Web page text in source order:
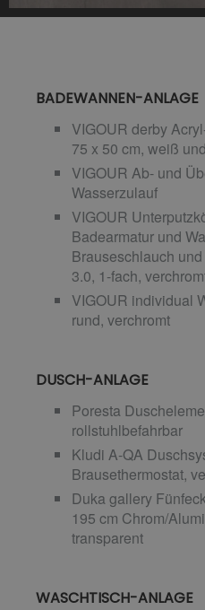
BADEWANNEN-ANLAGE
VIGOUR derby
75 x 50 cm, weiß
VIGOUR Ab- und
Wasserzulauf
VIGOUR
Badearmatur und
Brauseschlauch
3.0, 1-fach,
VIGOUR individual
rund, verchromt
DUSCH-ANLAGE
Poresta
rollstuhlbefahrbar
Kludi A-QA
Brausethermostat,
Duka gallery
195 cm Chrom/
transparent
WASCHTISCH-ANLAGE